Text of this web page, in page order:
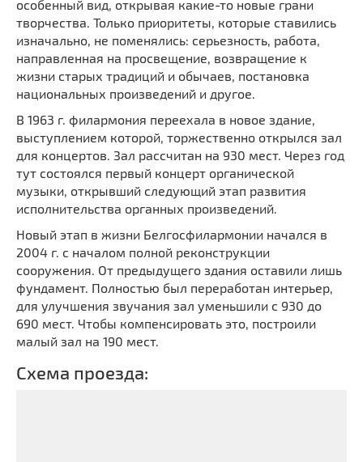
особенный вид, открывая какие-то новые грани
творчества. Только приоритеты, которые ставились
изначально, не поменялись: серьезность, работа,
направленная на просвещение, возвращение к
жизни старых традиций и обычаев, постановка
национальных произведений и другое.
В 1963 г. филармония переехала в новое здание,
выступлением которой, торжественно открылся зал
для концертов. Зал рассчитан на 930 мест. Через год
тут состоялся первый концерт органической
музыки, открывший следующий этап развития
исполнительства органных произведений.
Новый этап в жизни Белгосфилармонии начался в
2004 г. с началом полной реконструкции
сооружения. От предыдущего здания оставили лишь
фундамент. Полностью был переработан интерьер,
для улучшения звучания зал уменьшили с 930 до
690 мест. Чтобы компенсировать это, построили
малый зал на 190 мест.
Схема проезда: